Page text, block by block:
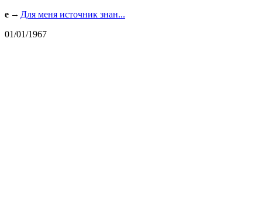
e
Для меня источник знан...
01/01/1967